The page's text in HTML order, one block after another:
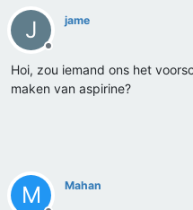
J
Offline
jame
Hoi, zou iemand ons het
maken van aspirine?
M Mahan